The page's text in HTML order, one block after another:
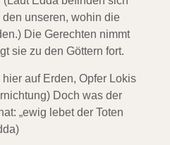
unseren, wohin die
Die Gerechten nimmt
sie zu den Göttern fort.
auf Erden, Opfer Lokis
Doch was der
„ewig lebet der Toten